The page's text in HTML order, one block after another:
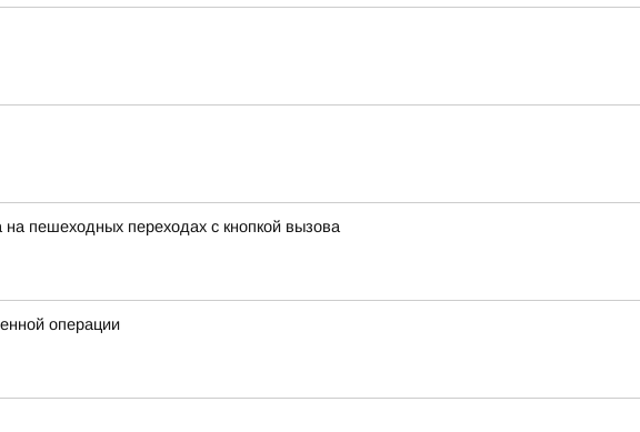
пешеходных переходах с кнопкой вызова
операции